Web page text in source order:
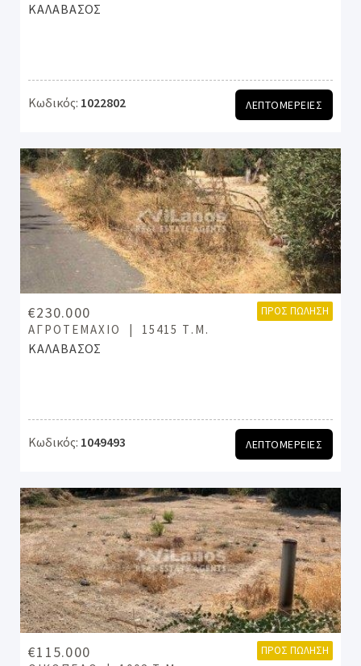
ΚΑΛΑΒΑΣΟΣ
Κωδικός: 1022802 ΛΕΠΤΟΜΕΡΕΙΕΣ
€230.000 ΠΡΟΣ ΠΏΛΗΣΗ
ΑΓΡΟΤΕΜΆΧΙΟ 15415 Τ.Μ.
ΚΑΛΑΒΑΣΟΣ
Κωδικός: 1049493 ΛΕΠΤΟΜΕΡΕΙΕΣ
€115.000 ΠΡΟΣ ΠΏΛΗΣΗ